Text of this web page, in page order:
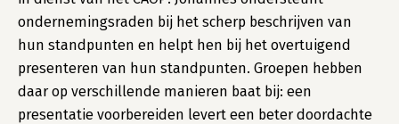
ondernemingsraden bij het scherp beschrijven van
hun standpunten en helpt hen bij het overtuigend
presenteren van hun standpunten. Groepen hebben
daar op verschillende manieren baat bij: een
presentatie voorbereiden levert een beter doordachte